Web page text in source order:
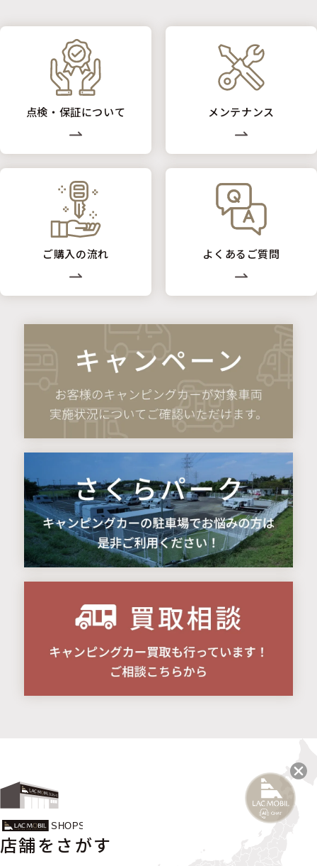
点検・保証について メンテナンス
ご購入の流れ よくあるご質問
店舗をさがす